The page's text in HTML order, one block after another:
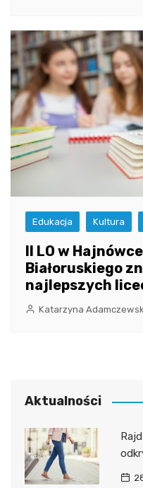
Edukacja Kultura
II LO w
Białoruskiego
najlepszych
Katarzyna
Aktualności